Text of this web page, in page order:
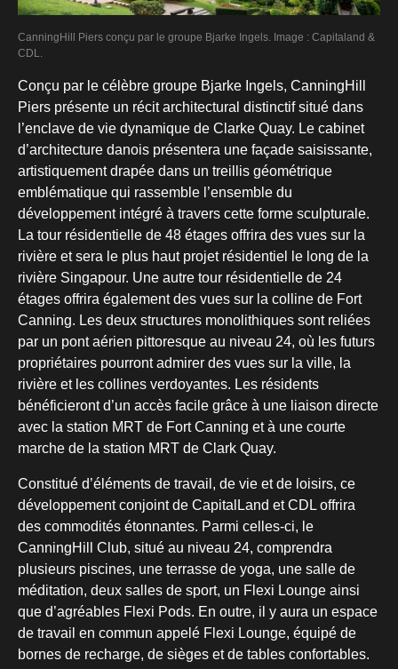
CanningHill Piers conçu par le groupe Bjarke Ingels. Image : Capitaland &
CDL.
Conçu par le célèbre groupe Bjarke Ingels, CanningHill
Piers présente un récit architectural distinctif situé dans
l’enclave de vie dynamique de Clarke Quay. Le cabinet
d’architecture danois présentera une façade saisissante,
artistiquement drapée dans un treillis géométrique
emblématique qui rassemble l’ensemble du
développement intégré à travers cette forme sculpturale.
La tour résidentielle de 48 étages offrira des vues sur la
rivière et sera le plus haut projet résidentiel le long de la
rivière Singapour. Une autre tour résidentielle de 24
étages offrira également des vues sur la colline de Fort
Canning. Les deux structures monolithiques sont reliées
par un pont aérien pittoresque au niveau 24, où les futurs
propriétaires pourront admirer des vues sur la ville, la
rivière et les collines verdoyantes. Les résidents
bénéficieront d’un accès facile grâce à une liaison directe
avec la station MRT de Fort Canning et à une courte
marche de la station MRT de Clark Quay.
Constitué d’éléments de travail, de vie et de loisirs, ce
développement conjoint de CapitalLand et CDL offrira
des commodités étonnantes. Parmi celles-ci, le
CanningHill Club, situé au niveau 24, comprendra
plusieurs piscines, une terrasse de yoga, une salle de
méditation, deux salles de sport, un Flexi Lounge ainsi
que d’agréables Flexi Pods. En outre, il y aura un espace
de travail en commun appelé Flexi Lounge, équipé de
bornes de recharge, de sièges et de tables confortables.